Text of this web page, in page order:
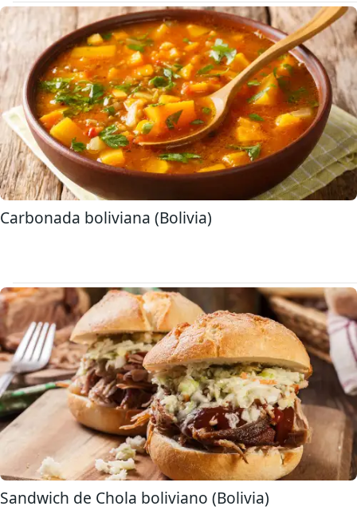
Carbonada boliviana (Bolivia)
Sandwich de Chola boliviano (Bolivia)